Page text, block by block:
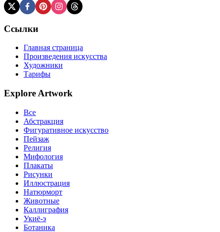
Ссылки
Главная страница
Произведения искусства
Художники
Тарифы
Explore Artwork
Все
Абстракция
Фигуративное искусство
Пейзаж
Религия
Мифология
Плакаты
Рисунки
Иллюстрация
Натюрморт
Животные
Каллиграфия
Укиё-э
Ботаника